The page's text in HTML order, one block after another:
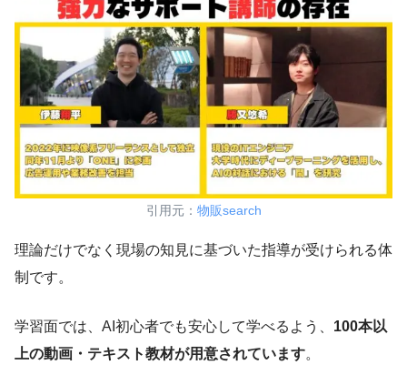
引用元： 物販search
理論だけでなく現場の知見に基づいた指導が受けられる体
制です。
学習面では、AI初心者でも安心して学べるよう、 100本以
上の動画・テキスト教材が用意されています。